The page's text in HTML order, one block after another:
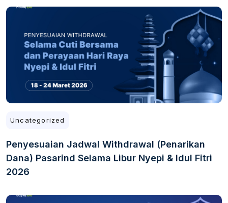
Uncategorized
Penyesuaian Jadwal Withdrawal (Penarikan
Dana) Pasarind Selama Libur Nyepi & Idul Fitri
2026